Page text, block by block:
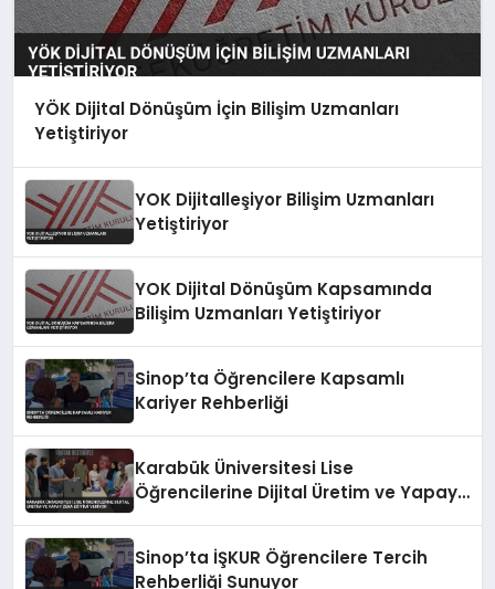
YÖK Dijital Dönüşüm İçin Bilişim Uzmanları
Yetiştiriyor
YOK Dijitalleşiyor Bilişim Uzmanları
Yetiştiriyor
YOK Dijital Dönüşüm Kapsamında
Bilişim Uzmanları Yetiştiriyor
Sinop’ta Öğrencilere Kapsamlı
Kariyer Rehberliği
Karabük Üniversitesi Lise
Öğrencilerine Dijital Üretim ve Yapay
Sinop’ta İŞKUR Öğrencilere Tercih
Rehberliği Sunuyor